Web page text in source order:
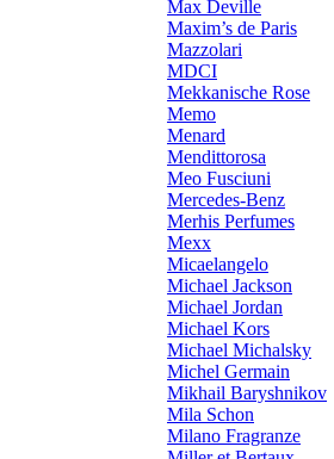
Max Deville
Maxim’s de Paris
Mazzolari
MDCI
Mekkanische Rose
Memo
Menard
Mendittorosa
Meo Fusciuni
Mercedes-Benz
Merhis Perfumes
Mexx
Micaelangelo
Michael Jackson
Michael Jordan
Michael Kors
Michael Michalsky
Michel Germain
Mikhail Baryshnikov
Mila Schon
Milano Fragranze